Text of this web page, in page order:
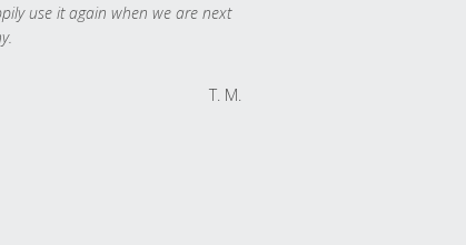
use it again when we are next
T. M.